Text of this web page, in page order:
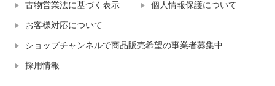
古物営業法に基づく表示 個人情報保護について
お客様対応について
ショップチャンネルで商品販売希望の事業者募集中
採用情報